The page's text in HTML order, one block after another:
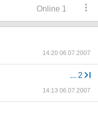
Online 1
14:20 06.07.2007
... 2
14:13 06.07.2007